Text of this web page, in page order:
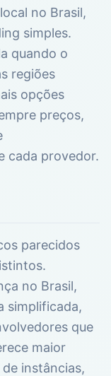
no Brasil,
simples.
quando o
regiões
opções
preços,
cada provedor.
parecidos
no Brasil,
simplificada,
que
maior
instâncias,